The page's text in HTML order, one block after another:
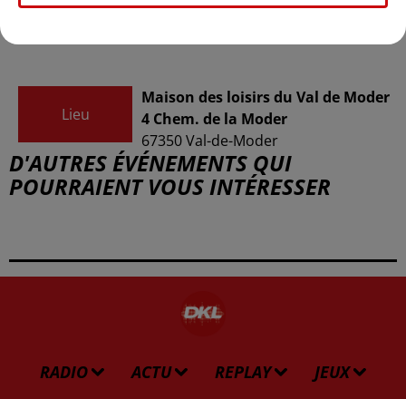
Organisateur
Lieu
Maison des loisirs du Val de Moder
4 Chem. de la Moder
67350Val-de-Moder
D'AUTRES ÉVÉNEMENTS QUI
POURRAIENT VOUS INTÉRESSER
RADIO ACTU REPLAY JEUX